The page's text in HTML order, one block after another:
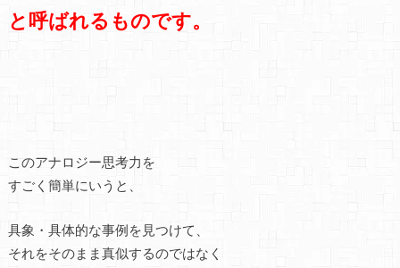
と呼ばれるものです。
このアナロジー思考力を
すごく簡単にいうと、
具象・具体的な事例を見つけて、
それをそのまま真似するのではなく